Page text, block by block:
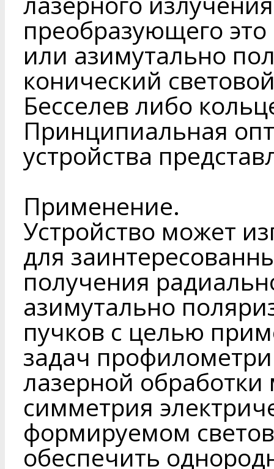
преобразующего
или азимутально
конический
Бесселев либо
Принципиальная
устройства
Применение.
Устройство может
для
получения
азимутально
пучков с целью
задач
лазерной
симметрия
формируемом
обеспечить